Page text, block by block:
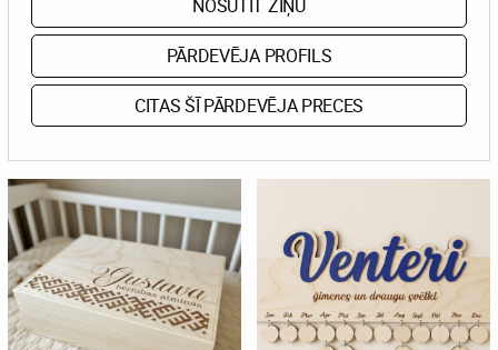
NOSŪTĪT ZIŅU
PĀRDEVĒJA PROFILS
CITAS ŠĪ PĀRDEVĒJA PRECES